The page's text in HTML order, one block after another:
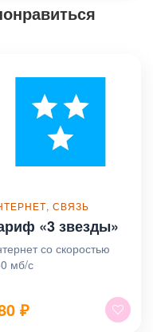
СВЯЗЬ
«3 звезды»
со скоростью
мб/с
₽